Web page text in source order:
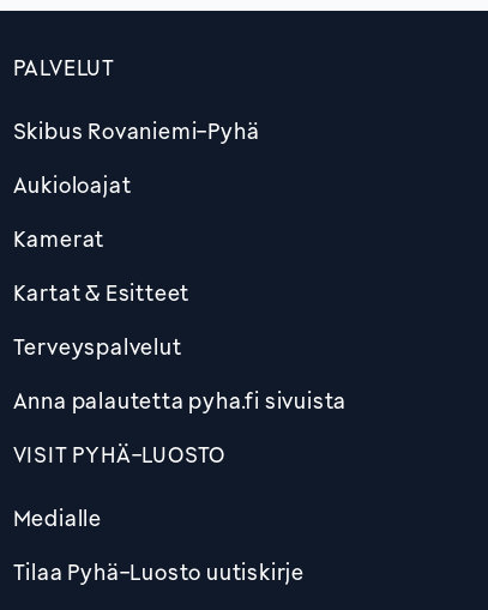
PALVELUT
Skibus Rovaniemi-Pyhä
Aukioloajat
Kamerat
Kartat & Esitteet
Terveyspalvelut
Anna palautetta pyha.fi sivuista
VISIT PYHÄ-LUOSTO
Medialle
Tilaa Pyhä-Luosto uutiskirje